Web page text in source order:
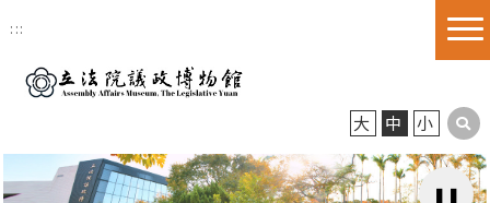
跳到主要內容區塊
:::
大 中 小